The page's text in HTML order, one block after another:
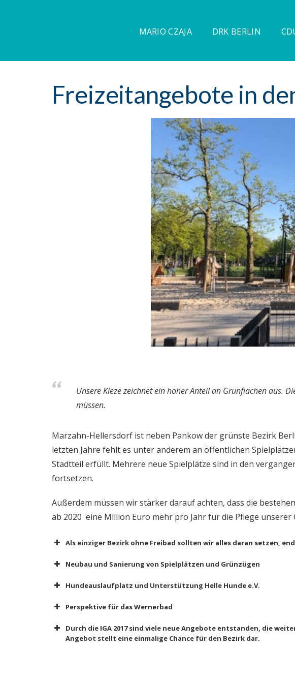
MARIO CZAJA DRK BERLIN
Freizeitangebote in
Unsere Kieze zeichnet ein hoher Anteil an Grünflächen aus.
müssen.
Marzahn-Hellersdorf ist neben Pankow der grünste Bezirk
letzten Jahre fehlt es unter anderem an öffentlichen
Stadtteil erfüllt. Mehrere neue Spielplätze sind in den
fortsetzen.
Außerdem müssen wir stärker darauf achten, dass die
ab 2020 eine Million Euro mehr pro Jahr für die Pflege unserer
Als einziger Bezirk ohne Freibad sollten wir alles daran setzen,
Neubau und Sanierung von Spielplätzen und Grünzügen
Hundeauslaufplatz und Unterstützung Helle Hunde e.V.
Perspektive für das Wernerbad
Durch die IGA 2017 sind viele neue Angebote entstanden, die
Angebot stellt eine einmalige Chance für den Bezirk dar.